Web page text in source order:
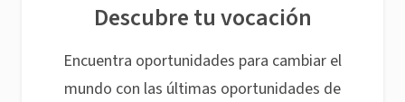
Descubre tu vocación
Encuentra oportunidades para cambiar el
mundo con las últimas oportunidades de